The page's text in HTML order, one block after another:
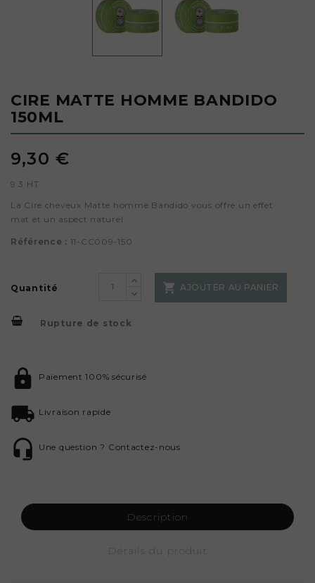
CIRE MATTE HOMME BANDIDO
150ML
9,30 €
9.3 HT
La Cire cheveux Matte homme Bandido vous offre un effet
mat et un aspect naturel.
Référence : 11-CC009-150
Quantité  AJOUTER AU PANIER
Rupture de stock
Paiement 100% sécurisé
Livraison rapide
Une question ? Contactez-nous
Description
Détails du produit